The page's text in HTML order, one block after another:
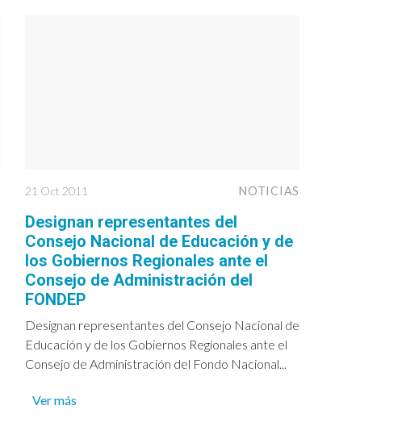
21 Oct 2011 NOTICIAS
Designan representantes del
Consejo Nacional de Educación y de
los Gobiernos Regionales ante el
Consejo de Administración del
FONDEP
Designan representantes del Consejo Nacional de
Educación y de los Gobiernos Regionales ante el
Consejo de Administración del Fondo Nacional...
Ver más